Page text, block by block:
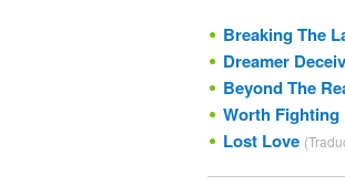
Breaking The
Dreamer
Beyond The
Worth Fighting
Lost Love